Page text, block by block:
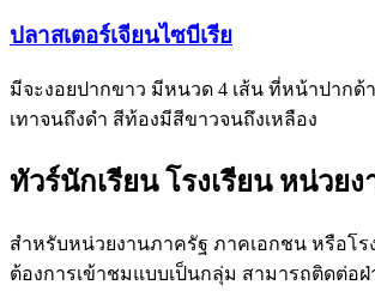
ปลาสเตอร์เจียนไซบีเรีย
มีจะงอยปากขาว มีหนวด 4 เส้น ที่หน้าปากด้
เทาจนถึงดำ สีท้องมีสีขาวจนถึงเหลือง
ทัวร์นักเรียน โรงเรียน หน่วยง
สำหรับหน่วยงานภาครัฐ ภาคเอกชน หรือโร
ต้องการเข้าชมแบบเป็นกลุ่ม สามารถติดต่อ